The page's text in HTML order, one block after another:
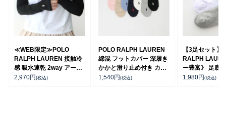
≪WEB限定≫POLO
RALPH LAUREN 接触冷
感 吸水速乾 2way アーム
カバー ＆ レッグウォーマ
2,970円 (税込)
POLO RALPH LAUREN
綿混 フットカバー 深履き
かかと滑り止め付き カバ
ーソックス レディース
1,540円(税込)
【3足セット】
RALPH
ー豊富》 足底
チサポート ワ
1,980円(税込)